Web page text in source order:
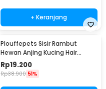
+ Keranjang
Plouffepets Sisir Rambut
Hewan Anjing Kucing Hair
Removal Comb - AES0124
Rp19.200
Rp38.900 51%